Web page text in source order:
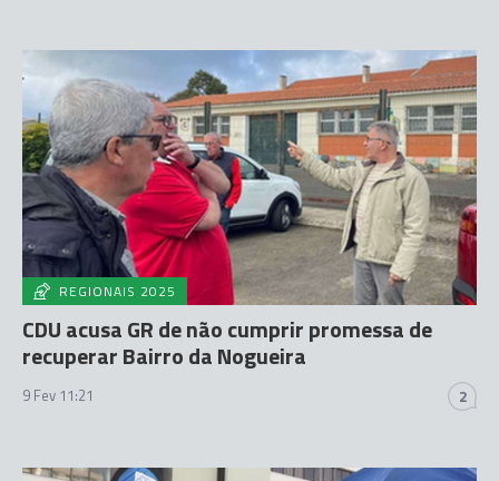
REGIONAIS 2025
CDU acusa GR de não cumprir promessa de
recuperar Bairro da Nogueira
9 Fev 11:21 2